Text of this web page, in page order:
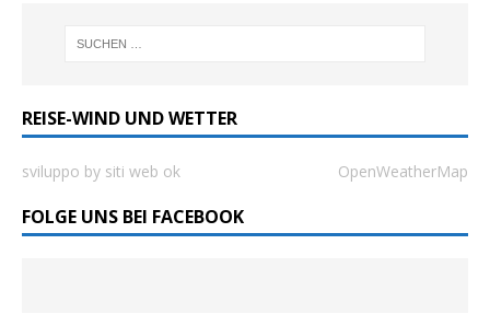
REISE-WIND UND WETTER
sviluppo by siti web ok OpenWeatherMap
FOLGE UNS BEI FACEBOOK